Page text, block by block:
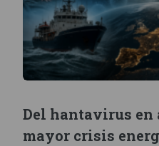
Del hantavirus en
mayor crisis